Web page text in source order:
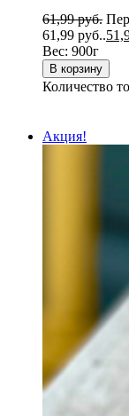
61,99руб.
61,99 руб..
Вес: 900г
В корзину
Количество
Акция!